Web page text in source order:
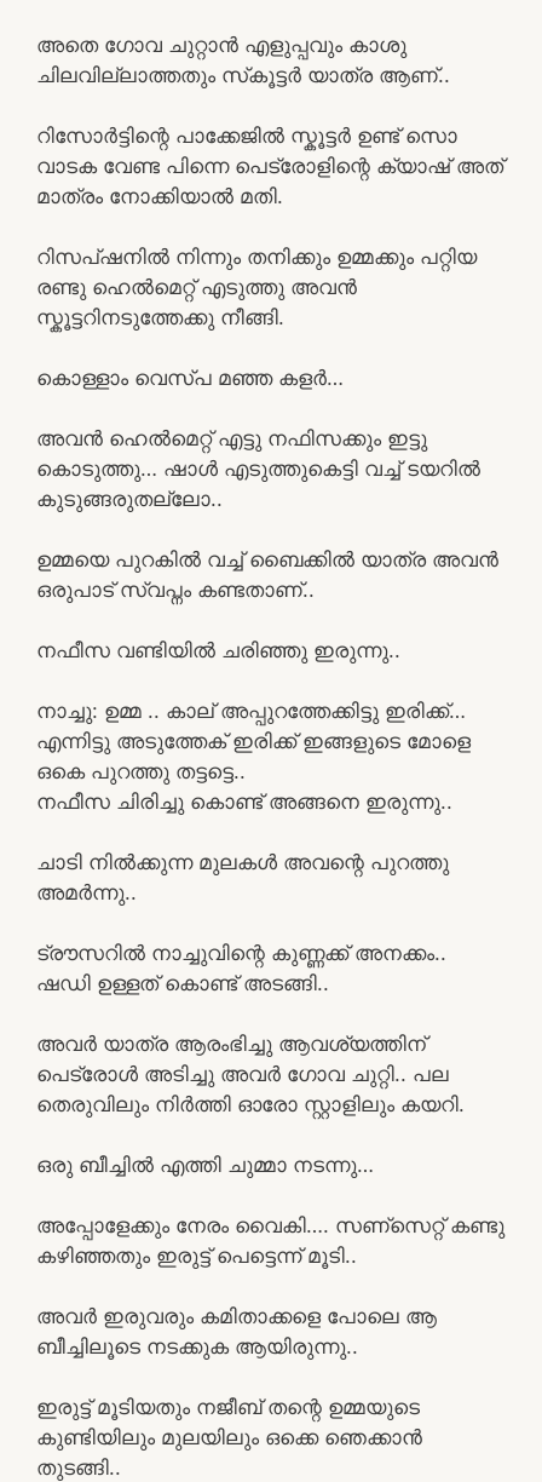
അതെ ഗോവ ചുറ്റാൻ എളുപ്പവും കാശു
ചിലവില്ലാത്തതും സ്‌കൂട്ടർ യാത്ര ആണ്..
റിസോർട്ടിന്റെ പാക്കേജിൽ സ്കൂട്ടർ ഉണ്ട് സൊ
വാടക വേണ്ട പിന്നെ പെട്രോളിന്റെ ക്യാഷ് അത്
മാത്രം നോക്കിയാൽ മതി.
റിസപ്ഷനിൽ നിന്നും തനിക്കും ഉമ്മക്കും പറ്റിയ
രണ്ടു ഹെൽമെറ്റ് എടുത്തു അവൻ
സ്കൂട്ടറിനടുത്തേക്കു നീങ്ങി.
കൊള്ളാം വെസ്പ മഞ്ഞ കളർ…
അവൻ ഹെൽമെറ്റ് എട്ടു നഫിസക്കും ഇട്ടു
കൊടുത്തു… ഷാൾ എടുത്തുകെട്ടി വച്ച് ടയറിൽ
കുടുങ്ങരുതല്ലോ..
ഉമ്മയെ പുറകിൽ വച്ച് ബൈക്കിൽ യാത്ര അവൻ
ഒരുപാട് സ്വപ്നം കണ്ടതാണ്..
നഫീസ വണ്ടിയിൽ ചരിഞ്ഞു ഇരുന്നു..
നാച്ചു: ഉമ്മ .. കാല് അപ്പുറത്തേക്കിട്ടു ഇരിക്ക്…
എന്നിട്ടു അടുത്തേക് ഇരിക്ക് ഇങ്ങളുടെ മോളെ
ഒകെ പുറത്തു തട്ടട്ടെ..
നഫീസ ചിരിച്ചു കൊണ്ട് അങ്ങനെ ഇരുന്നു..
ചാടി നിൽക്കുന്ന മുലകൾ അവന്റെ പുറത്തു
അമർന്നു..
ട്രൗസറിൽ നാച്ചുവിന്റെ കുണ്ണക്ക് അനക്കം..
ഷഡി ഉള്ളത് കൊണ്ട് അടങ്ങി..
അവർ യാത്ര ആരംഭിച്ചു ആവശ്യത്തിന്
പെട്രോൾ അടിച്ചു അവർ ഗോവ ചുറ്റി.. പല
തെരുവിലും നിർത്തി ഓരോ സ്റ്റാളിലും കയറി.
ഒരു ബീച്ചിൽ എത്തി ചുമ്മാ നടന്നു…
അപ്പോളേക്കും നേരം വൈകി…. സണ്സെറ്റ് കണ്ടു
കഴിഞ്ഞതും ഇരുട്ട് പെട്ടെന്ന് മൂടി..
അവർ ഇരുവരും കമിതാക്കളെ പോലെ ആ
ബീച്ചിലൂടെ നടക്കുക ആയിരുന്നു..
ഇരുട്ട് മൂടിയതും നജീബ് തന്റെ ഉമ്മയുടെ
കുണ്ടിയിലും മുലയിലും ഒക്കെ ഞെക്കാൻ
തുടങ്ങി..